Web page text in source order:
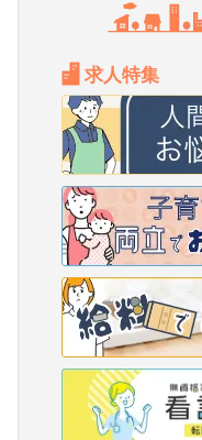
求人特集